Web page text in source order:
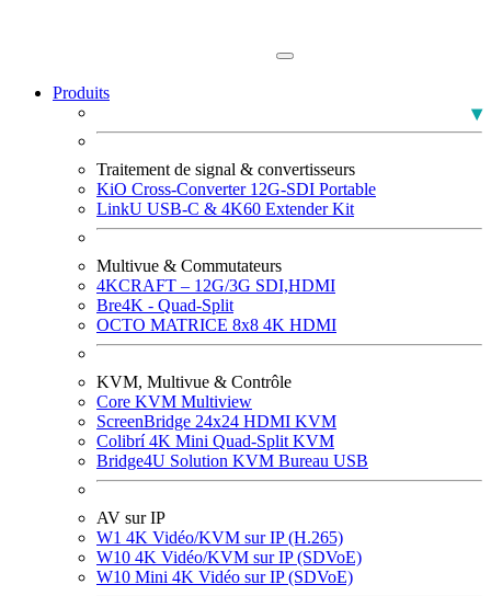
Produits
Traitement de signal & convertisseurs
KiO Cross-Converter 12G-SDI Portable
LinkU USB-C & 4K60 Extender Kit
Multivue & Commutateurs
4KCRAFT – 12G/3G SDI,HDMI
Bre4K - Quad-Split
OCTO MATRICE 8x8 4K HDMI
KVM, Multivue & Contrôle
Core KVM Multiview
ScreenBridge 24x24 HDMI KVM
Colibrí 4K Mini Quad-Split KVM
Bridge4U Solution KVM Bureau USB
AV sur IP
W1 4K Vidéo/KVM sur IP (H.265)
W10 4K Vidéo/KVM sur IP (SDVoE)
W10 Mini 4K Vidéo sur IP (SDVoE)